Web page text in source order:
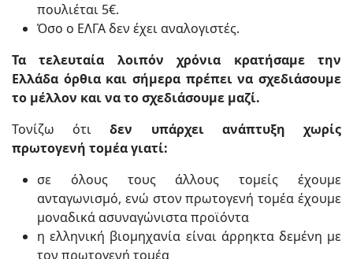
πουλιέται 5€.
Όσο ο ΕΛΓΑ δεν έχει αναλογιστές.
Τα τελευταία λοιπόν χρόνια κρατήσαμε την
Ελλάδα όρθια και σήμερα πρέπει να σχεδιάσουμε
το μέλλον και να το σχεδιάσουμε μαζί.
Τονίζω ότιδεν υπάρχει ανάπτυξη χωρίς
πρωτογενή τομέα γιατί:
σε όλους τους άλλους τομείς έχουμε
ανταγωνισμό, ενώ στον πρωτογενή τομέα έχουμε
μοναδικά ασυναγώνιστα προϊόντα
η ελληνική βιομηχανία είναι άρρηκτα δεμένη με
τον πρωτογενή τομέα